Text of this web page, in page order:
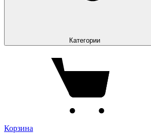
Категории
Корзина